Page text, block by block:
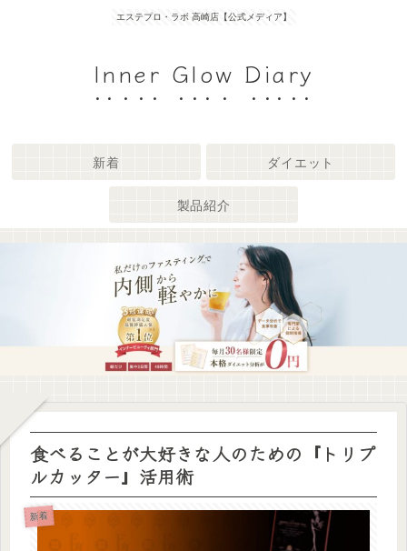
エステプロ・ラボ 高崎店【公式メディア】
Inner Glow Diary
新着 ダイエット
製品紹介
食べることが大好きな人のための『トリプ
ルカッター』活用術
新着